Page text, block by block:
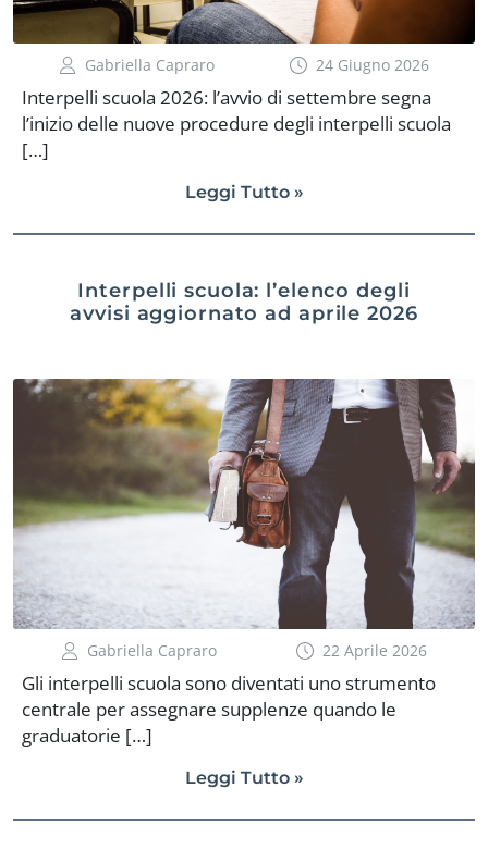
Gabriella Capraro 24 Giugno 2026
Interpelli scuola 2026: l’avvio di settembre segna
l’inizio delle nuove procedure degli interpelli scuola
[…]
Leggi Tutto »
Interpelli scuola: l’elenco degli
avvisi aggiornato ad aprile 2026
Gabriella Capraro 22 Aprile 2026
Gli interpelli scuola sono diventati uno strumento
centrale per assegnare supplenze quando le
graduatorie […]
Leggi Tutto »